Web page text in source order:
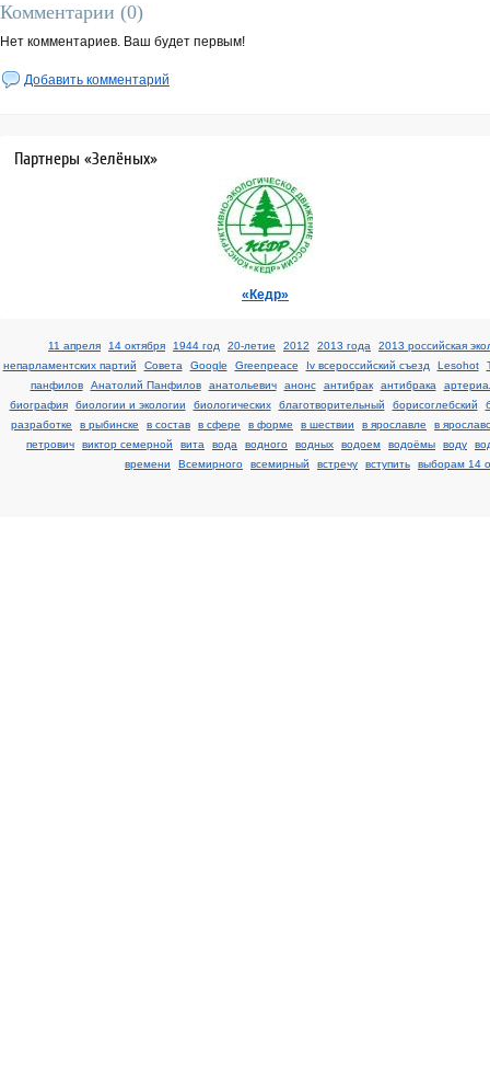
Комментарии (0)
Нет комментариев. Ваш будет первым!
Добавить комментарий
Партнеры «Зелёных»
«Кедр»
11 апреля 14 октября 1944 год 20-летие 2012 2013 года
2013 российская
непарламентских партий
Cовета Google Greenpeace Iv всероссийский съезд Lesohot
панфилов
Анатолий Панфилов анатольевич анонс антибрак антибрака
биография
биологии и экологии биологических благотворительный борисоглебский
разработке
в рыбинске в состав в сфере в форме в шествии в ярославле
в
петрович
виктор семерной вита вода водного водных водоем водоёмы воду
времени
Всемирного всемирный встречу вступить выборам 14